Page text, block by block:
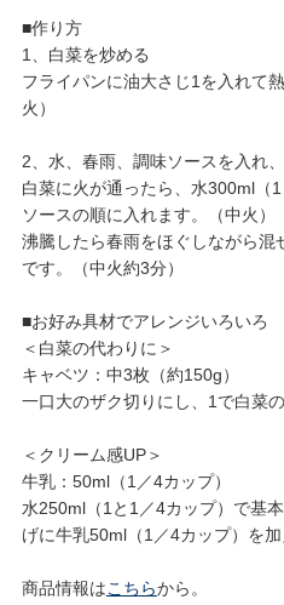
■作り方
1、白菜を炒める
フライパンに油大さじ1を入れて
火）
2、水、春雨、調味ソースを入れ
白菜に火が通ったら、水300ml（
ソースの順に入れます。（中火）
沸騰したら春雨をほぐしながら混
です。（中火約3分）
■お好み具材でアレンジいろいろ
＜白菜の代わりに＞
キャベツ：中3枚（約150g）
一口大のザク切りにし、1で白菜
＜クリーム感UP＞
牛乳：50ml（1／4カップ）
水250ml（1と1／4カップ）で基
げに牛乳50ml（1／4カップ）を加
商品情報はこちらから。